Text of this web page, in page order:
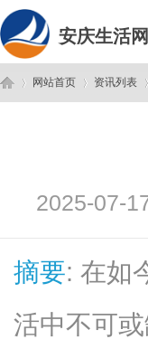
安庆生活网
网站首页 资讯列表
2025-07-
摘要: 在如
活中不可